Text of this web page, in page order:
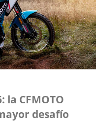
la CFMOTO
desafío